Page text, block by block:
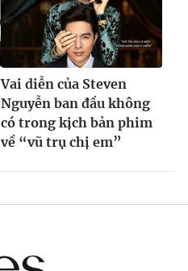
Vai diễn của Steven
Nguyễn ban đầu không
có trong kịch bản phim
về “vũ trụ chị em”